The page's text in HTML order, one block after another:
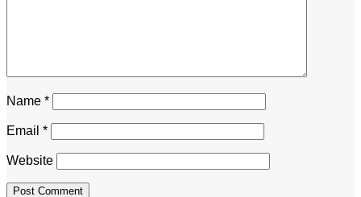
Name *
Email *
Website